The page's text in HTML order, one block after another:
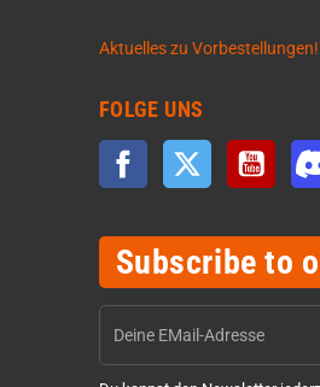
Aktuelles zu Vorbestellungen!
FOLGE UNS
Facebook Twitter
Subscribe to